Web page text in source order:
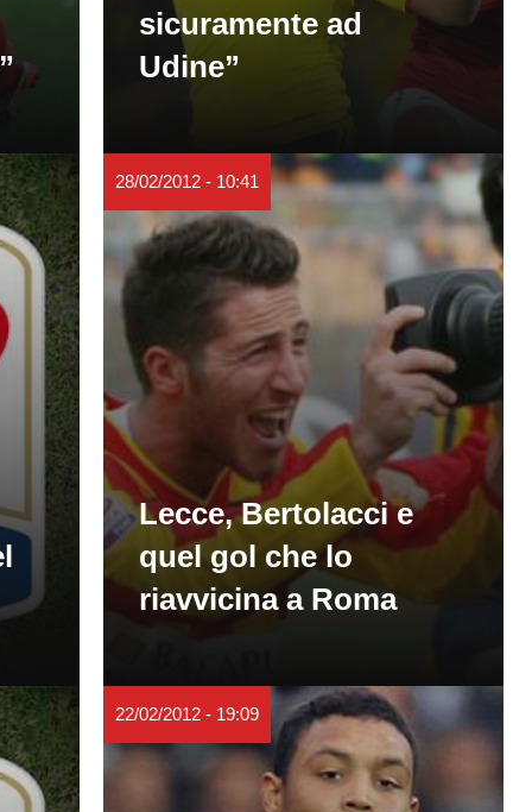
sicuramente ad
Udine”
28/02/2012 - 10:41
Lecce, Bertolacci e
quel gol che lo
riavvicina a Roma
22/02/2012 - 19:09